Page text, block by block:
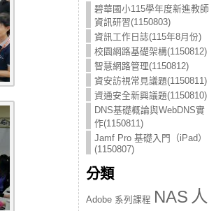
碧華國小115學年度新進教師
資訊研習(1150803)
資訊工作日誌(115年8月份)
校園網路基礎架構(1150812)
智慧網路管理(1150812)
資安訪視常見議題(1150811)
資通安全新興議題(1150810)
DNS基礎概論與WebDNS實
作(1150811)
Jamf Pro 基礎入門（iPad）
(1150807)
分類
Adobe 系列課程 NAS 人